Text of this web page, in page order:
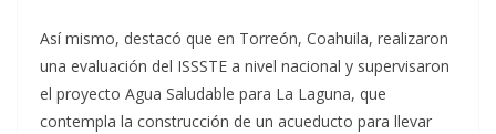
Así mismo, destacó que en Torreón, Coahuila, realizaron
una evaluación del ISSSTE a nivel nacional y supervisaron
el proyecto Agua Saludable para La Laguna, que
contempla la construcción de un acueducto para llevar